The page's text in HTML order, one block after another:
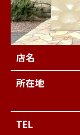
店名
所在地
TEL